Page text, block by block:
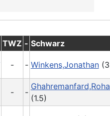
TWZ - Schwarz
- - Winkens,Jonathan
- -
(1.5)